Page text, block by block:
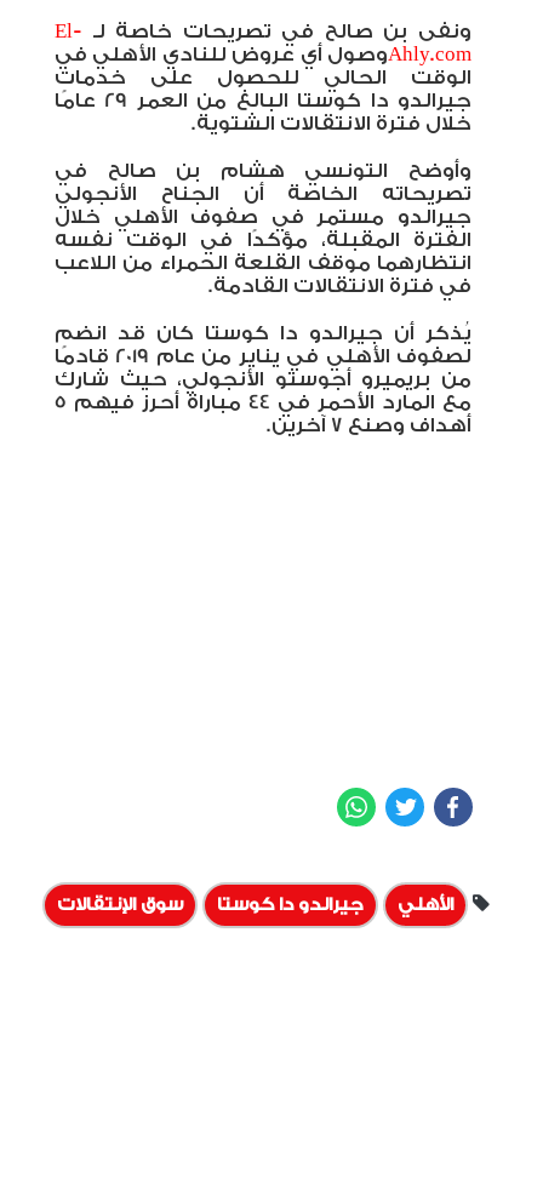
ونفى بن صالح في تصريحات خاصة لـ El-
Ahly.comوصول أي عروض للنادي الأهلي في
الوقت الحالي للحصول على خدمات
جيرالدو دا كوستا البالغ من العمر 29 عامًا
خلال فترة الانتقالات الشتوية.
وأوضح التونسي هشام بن صالح في
تصريحاته الخاصة أن الجناح الأنجولي
جيرالدو مستمر في صفوف الأهلي خلال
الفترة المقبلة، مؤكدًا في الوقت نفسه
انتظارهما موقف القلعة الحمراء من اللاعب
في فترة الانتقالات القادمة.
يُذكر أن جيرالدو دا كوستا كان قد انضم
لصفوف الأهلي في يناير من عام 2019 قادمًا
من بريميرو أجوستو الأنجولي، حيث شارك
مع المارد الأحمر في 44 مباراة أحرز فيهم 5
أهداف وصنع 7 آخرين.
Facebook
Twitter
الأهلي جيرالدو دا كوستا سوق الإنتقالات